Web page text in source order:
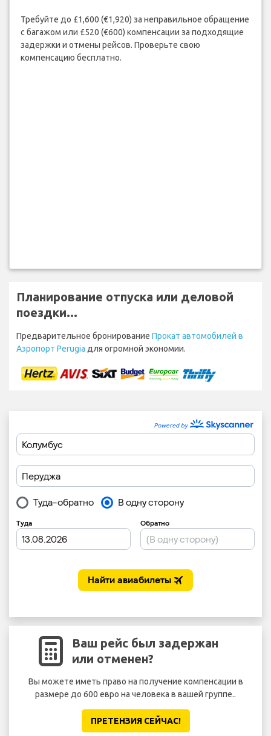
Требуйте до £1,600 (€1,920) за неправильное обращение
с багажом или £520 (€600) компенсации за подходящие
задержки и отмены рейсов. Проверьте свою
компенсацию бесплатно.
Планирование отпуска или деловой
поездки...
Предварительное бронирование Прокат автомобилей в
Аэропорт Perugia для огромной экономии.
Ваш рейс был задержан
или отменен?
Вы можете иметь право на получение компенсации в
размере до 600 евро на человека в вашей группе..
ПРЕТЕНЗИЯ CЕЙЧАС!